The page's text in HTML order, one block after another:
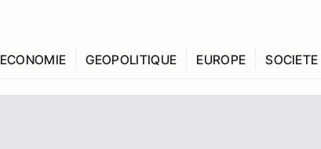
ECONOMIE GEOPOLITIQUE EUROPE SOCIETE